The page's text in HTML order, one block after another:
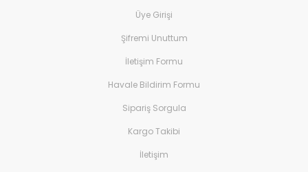
Üye Girişi
Şifremi Unuttum
İletişim Formu
Havale Bildirim Formu
Sipariş Sorgula
Kargo Takibi
İletişim